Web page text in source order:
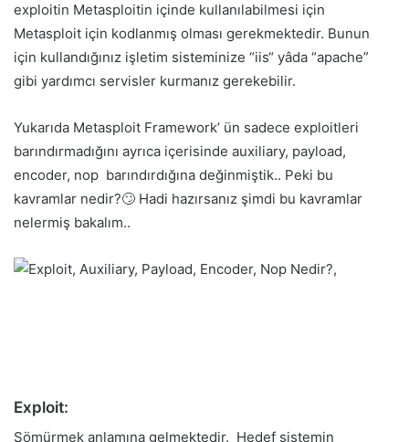
exploitin Metasploitin içinde kullanılabilmesi için
Metasploit için kodlanmış olması gerekmektedir. Bunun
için kullandığınız işletim sisteminize “iis“ yâda “apache”
gibi yardımcı servisler kurmanız gerekebilir.
Yukarıda Metasploit Framework’ ün sadece exploitleri
barındırmadığını ayrıca içerisinde auxiliary, payload,
encoder, nop barındırdığına değinmiştik.. Peki bu
kavramlar nedir?🙄 Hadi hazırsanız şimdi bu kavramlar
nelermiş bakalım..
Exploit:
Sömürmek anlamına gelmektedir. Hedef sistemin